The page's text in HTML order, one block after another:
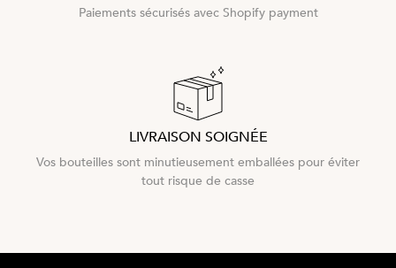
Paiements sécurisés avec Shopify payment
LIVRAISON SOIGNÉE
Vos bouteilles sont minutieusement emballées pour éviter
tout risque de casse